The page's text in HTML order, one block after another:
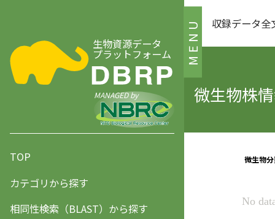
MENU
生物資源データ
プラットフォーム
MANAGED by
TOP
カテゴリから探す
相同性検索（BLAST）から探す
収録データ全
微生物株